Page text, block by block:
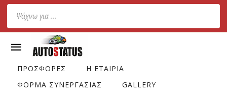
Products
search
ΠΡΟΣΦΟΡΕΣ
Η ΕΤΑΙΡΙΑ
ΦΟΡΜΑ ΣΥΝΕΡΓΑΣΙΑΣ
GALLERY